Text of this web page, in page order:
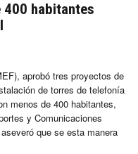
400 habitantes
aprobó tres proyectos de
de torres de telefonía
menos de 400 habitantes,
y Comunicaciones
que se esta manera